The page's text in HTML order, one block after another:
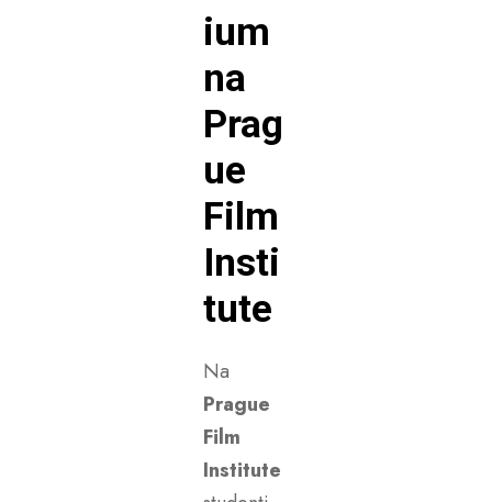
ium
na
Prag
ue
Film
Insti
tute
Na
Prague
Film
Institute